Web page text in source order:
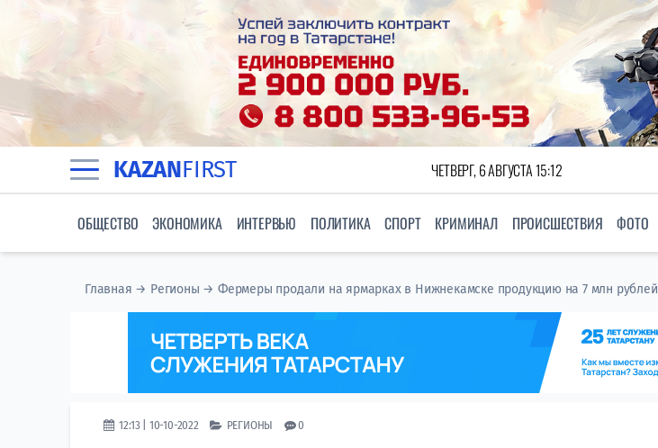
KAZANFIRST ЧЕТВЕРГ, 6 АВГУСТА 15:12
ОБЩЕСТВО ЭКОНОМИКА ИНТЕРВЬЮ ПОЛИТИКА СПОРТ КРИМИНАЛ ПРОИСШЕСТВИЯ ФОТО
Главная → Регионы →Фермеры продали на ярмарках в Нижнекамске продукцию на 7 млн рублей
12:13 | 10-10-2022 РЕГИОНЫ 0